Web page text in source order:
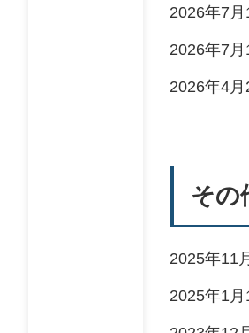
2026年7
2026年7
2026年4
その
2025年11
2025年1